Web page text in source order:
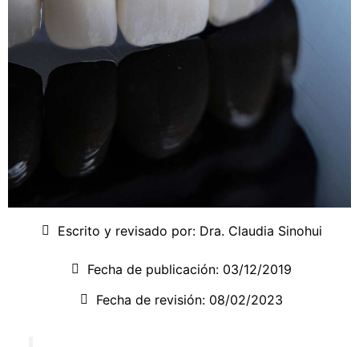
Escrito y revisado por:Dra. Claudia Sinohui
Fecha de publicación: 03/12/2019
Fecha de revisión: 08/02/2023